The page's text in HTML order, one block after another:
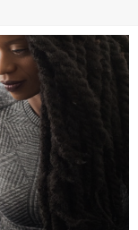
La Révolution Silencieuse : Quand Les Entrepreneurs Africains Décident de ne Plus se Taire